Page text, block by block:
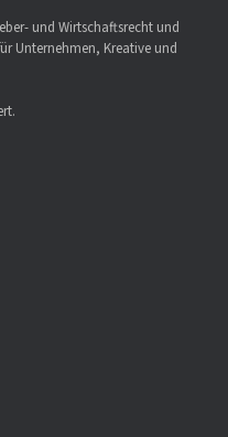
und Wirtschaftsrecht und
Unternehmen, Kreative und